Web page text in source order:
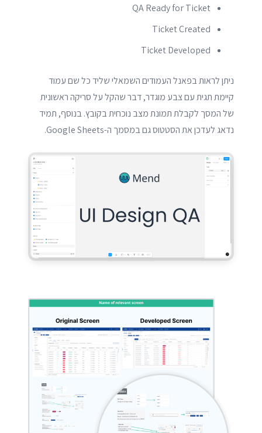
QA Ready for Ticket
Ticket Created
Ticket Developed
ניתן לראות בפאנל העמודים השמאלי שליד כל שם עמוד
קיימת תגית עם צבע מוגדר, דבר שהקל על סריקה ראשונית
של המסך לקבלת תמונת מצב נוכחית בקובץ. בנוסף, תמיד
נדאג לעדכן את הסטטוס גם במסמך ה-Google Sheets.